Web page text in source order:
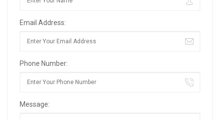
Email Address:
Phone Number:
Message: